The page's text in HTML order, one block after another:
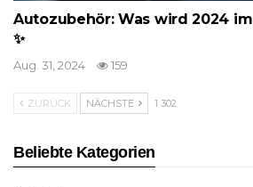
Autozubehör: Was wird 2024
✨
Aug. 31, 2024 159
ZURÜCK NÄCHSTE 1 302
Beliebte Kategorien